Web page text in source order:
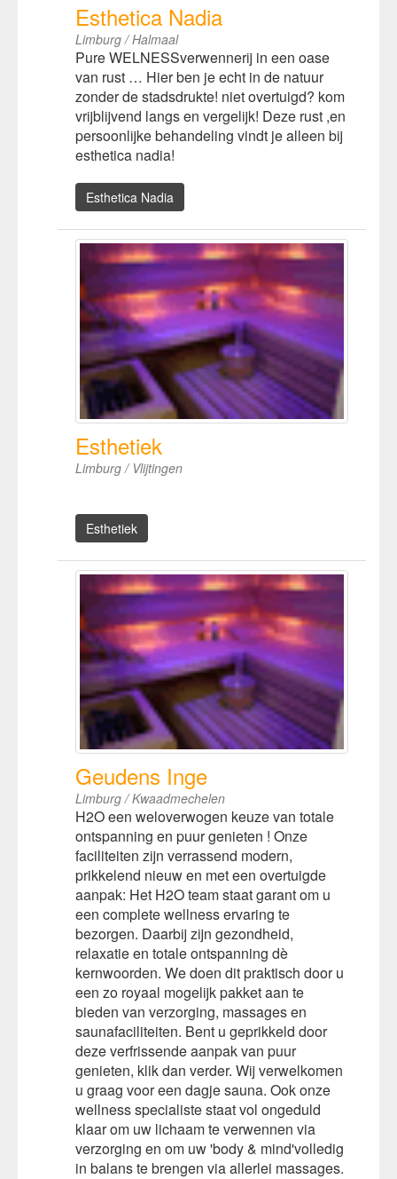
Esthetica Nadia
Limburg / Halmaal
Pure WELNESSverwennerij in een oase
van rust … Hier ben je echt in de natuur
zonder de stadsdrukte! niet overtuigd? kom
vrijblijvend langs en vergelijk! Deze rust ,en
persoonlijke behandeling vindt je alleen bij
esthetica nadia!
Esthetica Nadia
Esthetiek
Limburg / Vlijtingen
Esthetiek
Geudens Inge
Limburg / Kwaadmechelen
H2O een weloverwogen keuze van totale
ontspanning en puur genieten ! Onze
faciliteiten zijn verrassend modern,
prikkelend nieuw en met een overtuigde
aanpak: Het H2O team staat garant om u
een complete wellness ervaring te
bezorgen. Daarbij zijn gezondheid,
relaxatie en totale ontspanning dè
kernwoorden. We doen dit praktisch door u
een zo royaal mogelijk pakket aan te
bieden van verzorging, massages en
saunafaciliteiten. Bent u geprikkeld door
deze verfrissende aanpak van puur
genieten, klik dan verder. Wij verwelkomen
u graag voor een dagje sauna. Ook onze
wellness specialiste staat vol ongeduld
klaar om uw lichaam te verwennen via
verzorging en om uw 'body & mind'volledig
in balans te brengen via allerlei massages.